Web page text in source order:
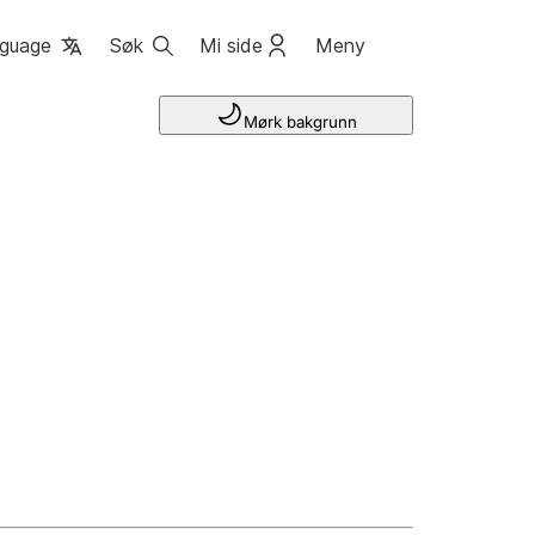
Søk Mi side Meny
Mørk bakgrunn